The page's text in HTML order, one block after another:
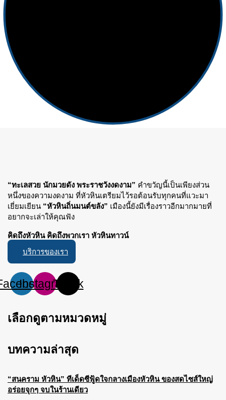
“ทะเลสวย นักมวยดัง พระราชวังงดงาม” คำขวัญนี้เป็นเพียงส่วน
หนึ่งของความงดงาม ที่หัวหินเตรียมไว้รอต้อนรับทุกคนที่แวะมา
เยี่ยมเยียน “หัวหินถิ่นมนต์ขลัง” เมืองนี้ยังมีเรื่องราวอีกมากมายที่
อยากจะเล่าให้คุณฟัง
คิดถึงหัวหิน คิดถึงพวกเรา หัวหินทาวน์
บริการของเรา
InstagramTiktok
เลือกดูตามหมวดหมู่
บทความล่าสุด
“สนคราม หัวหิน” ทีเด็ดซีฟู้ดใจกลางเมืองหัวหิน ของสดไซส์ใหญ่
อร่อยจุกๆ จบในร้านเดียว